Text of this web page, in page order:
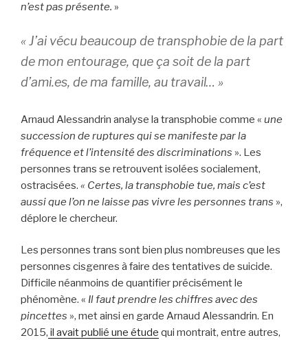
n’est pas présente. »
« J’ai vécu beaucoup de transphobie de la part
de mon entourage, que ça soit de la part
d’ami.es, de ma famille, au travail… »
Arnaud Alessandrin analyse la transphobie comme « une
succession de ruptures qui se manifeste par la
fréquence et l’intensité des discriminations ». Les
personnes trans se retrouvent isolées socialement,
ostracisées. « Certes, la transphobie tue, mais c’est
aussi que l’on ne laisse pas vivre les personnes trans »,
déplore le chercheur.
Les personnes trans sont bien plus nombreuses que les
personnes cisgenres à faire des tentatives de suicide.
Difficile néanmoins de quantifier précisément le
phénomène. « Il faut prendre les chiffres avec des
pincettes », met ainsi en garde Arnaud Alessandrin. En
2015, il avait publié une étude qui montrait, entre autres,